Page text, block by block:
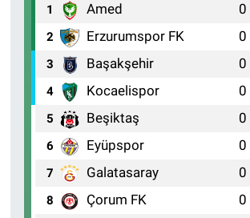
1 Amed 0
2 Erzurumspor FK 0
3 Başakşehir 0
4 Kocaelispor 0
5 Beşiktaş 0
6 Eyüpspor 0
7 Galatasaray 0
8 Çorum FK 0